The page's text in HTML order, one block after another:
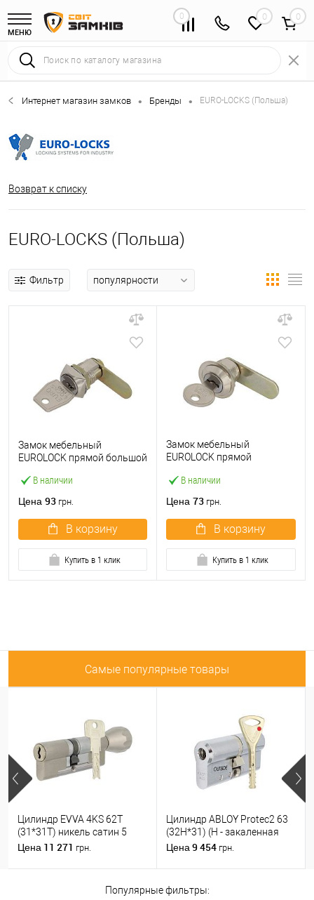
МЕНЮ
0 0
Интернет магазин замков • Бренды • EURO-LOCKS (Польша)
Возврат к списку
EURO-LOCKS (Польша)
Фильтр
В наличии
Замок мебельный
EUROLOCK прямой большой
Цена 93 грн.
В корзину
Купить в 1 клик
В наличии
Замок мебельный
EUROLOCK прямой
Цена 73 грн.
В корзину
Купить в 1 клик
Самые популярные товары
Цилиндр EVVA 4KS 62T
(31*31T) никель сатин 5
ключей
Цена 11 271 грн.
Цилиндр ABLOY Protec2 63
(32H*31) (H - закаленная
сторона) хром
Цена 9 454 грн.
Популярные фильтры: